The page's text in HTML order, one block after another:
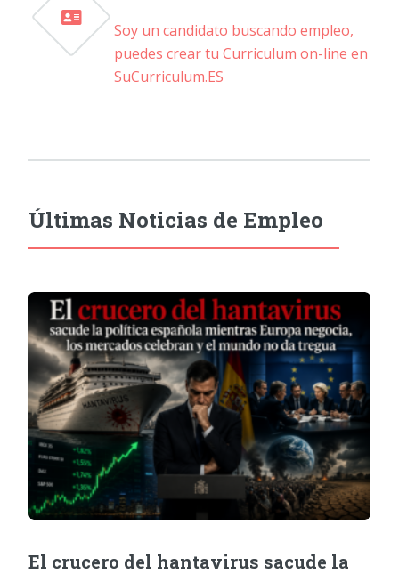
Soy un candidato buscando empleo,
puedes crear tu Curriculum on-line en
SuCurriculum.ES
Últimas Noticias de Empleo
El crucero del hantavirus sacude la